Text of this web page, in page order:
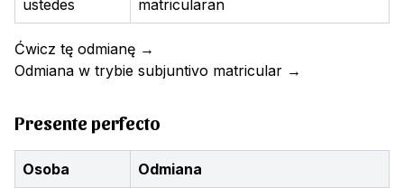
ustedes matricularan
Ćwicz tę odmianę →
Odmiana w trybie subjuntivo matricular →
Presente perfecto
Osoba Odmiana